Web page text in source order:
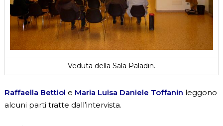
Veduta della Sala Paladin.
Raffaella Bettiol e Maria Luisa Daniele Toffanin leggono
alcuni parti tratte dall’intervista.